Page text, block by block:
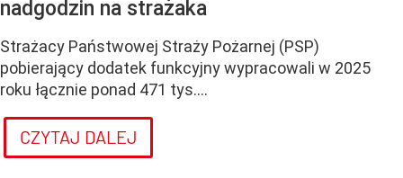
nadgodzin na strażaka
Strażacy Państwowej Straży Pożarnej (PSP)
pobierający dodatek funkcyjny wypracowali w 2025
roku łącznie ponad 471 tys....
CZYTAJ DALEJ